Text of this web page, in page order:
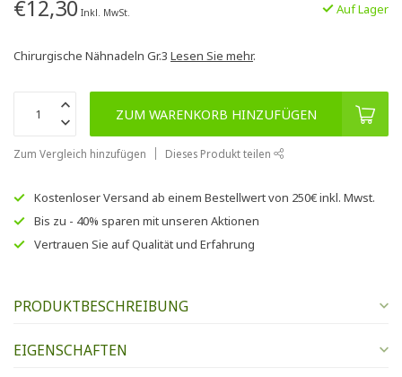
€12,30 Inkl. MwSt. Auf Lager
Chirurgische Nähnadeln Gr.3 Lesen Sie mehr.
ZUM WARENKORB HINZUFÜGEN
Zum Vergleich hinzufügen Dieses Produkt teilen
Kostenloser Versand ab einem Bestellwert von 250€inkl. Mwst.
Bis zu - 40% sparen mit unseren Aktionen
Vertrauen Sie aufQualität und Erfahrung
PRODUKTBESCHREIBUNG
EIGENSCHAFTEN